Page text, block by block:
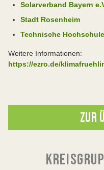
Solarverband Bayern
Stadt Rosenheim
Technische
Weitere Informationen:
https://ezro.de/
ZUR